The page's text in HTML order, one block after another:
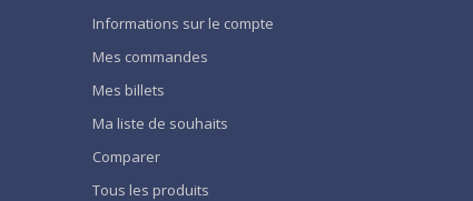
Informations sur le compte
Mes commandes
Mes billets
Ma liste de souhaits
Comparer
Tous les produits